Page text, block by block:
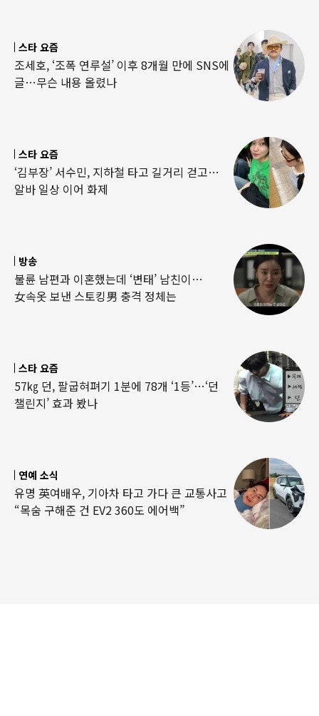
스타 요즘
조세호, ‘조폭 연루설’ 이후 8개월 만에 SNS에
글…무슨 내용 올렸나
스타 요즘
‘김부장’ 서수민, 지하철 타고 길거리 걷고…
알바 일상 이어 화제
방송
불륜 남편과 이혼했는데 ‘변태’ 남친이…
女속옷 보낸 스토킹男 충격 정체는
스타 요즘
57㎏ 던, 팔굽혀펴기 1분에 78개 ‘1등’…‘던
챌린지’ 효과 봤나
연예 소식
유명 英여배우, 기아차 타고 가다 큰 교통사고
“목숨 구해준 건 EV2 360도 에어백”